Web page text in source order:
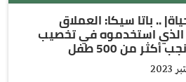
.. باتا سيكا: العملاق
الذي استخدموه في تخصيب
أكثر من 500 طفل